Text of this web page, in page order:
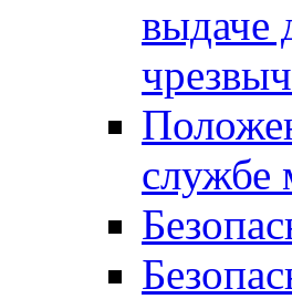
выдаче
службе